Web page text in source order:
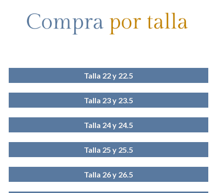
Talla 22 y 22.5
Talla 23 y 23.5
Talla 24 y 24.5
Talla 25 y 25.5
Talla 26 y 26.5